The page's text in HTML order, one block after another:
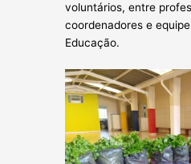
voluntários, entre
coordenadores e
Educação.